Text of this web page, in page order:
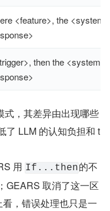
<feature>, the
then the
式，其差异由出现哪些
了 LLM 的认知负担和 t
用 If...then的不
GEARS 取消了这一区
，错误处理也只是一